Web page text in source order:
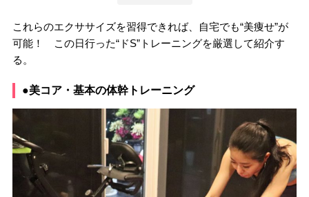
これらのエクササイズを習得できれば、自宅でも“美痩せ”が
可能！ この日行った“ドS”トレーニングを厳選して紹介す
る。
●美コア・基本の体幹トレーニング